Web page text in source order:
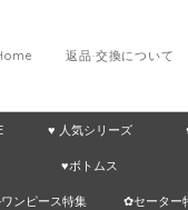
返品·交換について
♥ 人気シリーズ
♥ボトムス
ンピース特集 ✿セーター